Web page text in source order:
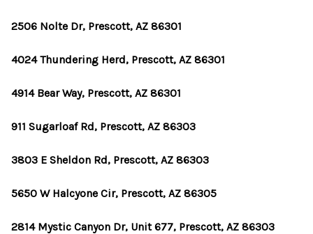
2506 Nolte Dr, Prescott, AZ 86301
4024 Thundering Herd, Prescott, AZ 86301
4914 Bear Way, Prescott, AZ 86301
911 Sugarloaf Rd, Prescott, AZ 86303
3803 E Sheldon Rd, Prescott, AZ 86303
5650 W Halcyone Cir, Prescott, AZ 86305
2814 Mystic Canyon Dr, Unit 677, Prescott, AZ 86303